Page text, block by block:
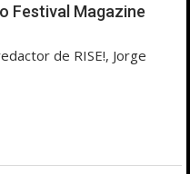
Festival Magazine
de RISE!, Jorge